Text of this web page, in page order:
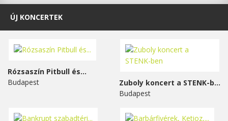
ÚJ KONCERTEK
Rózsaszín Pitbull és...
Budapest
Zuboly koncert a STENK-ben
Budapest